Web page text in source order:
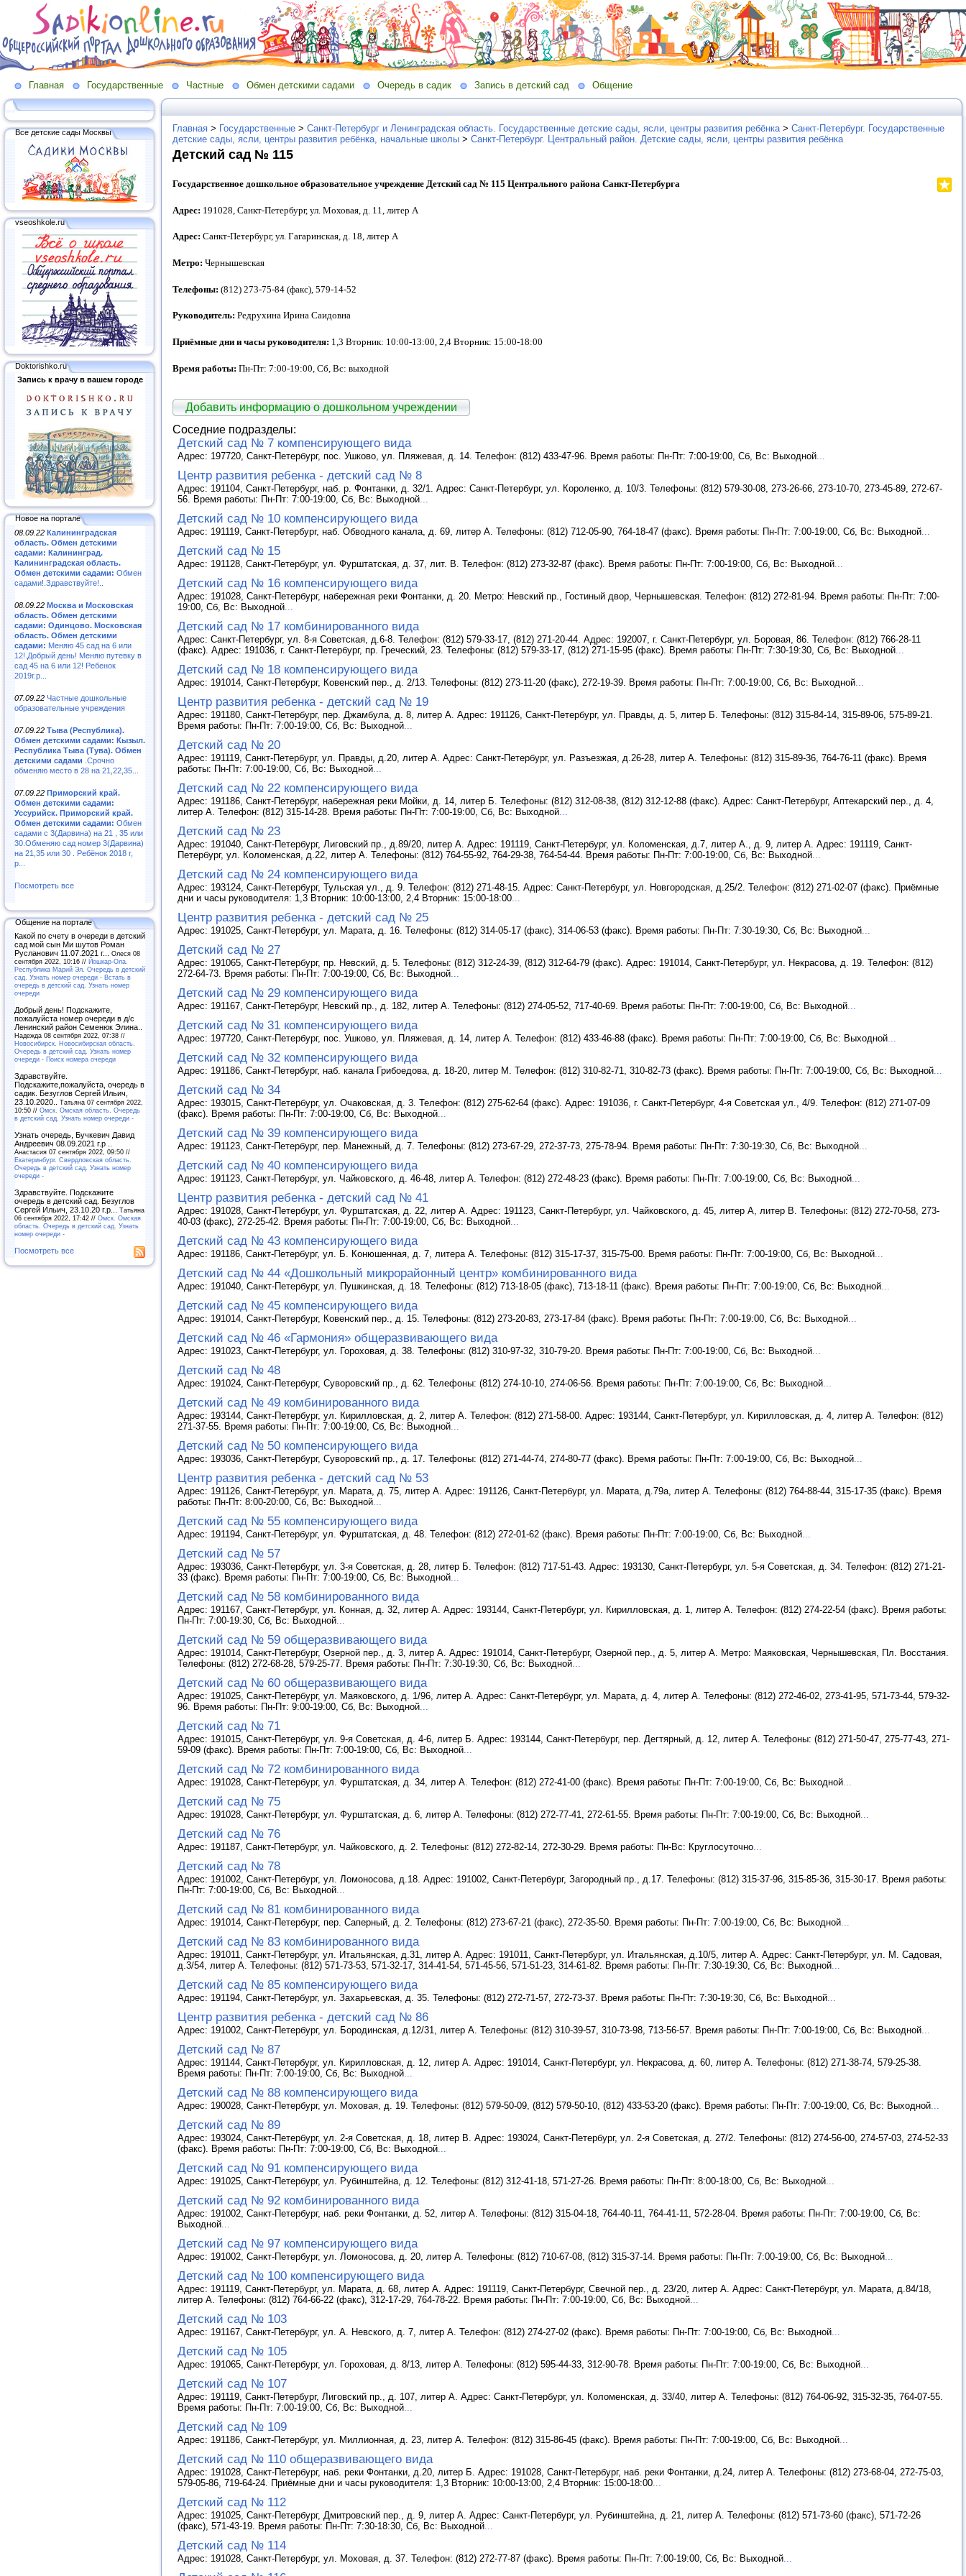
Главная Государственные Частные Обмен детскими садами Очередь в садик Запись в детский сад Общение
Все детские сады Москвы
vseoshkole.ru
Doktorishko.ru
Запись к врачу в вашем городе
Новое на портале
08.09.22 Калининградская
область. Обмен детскими
садами: Калининград.
Калининградская область.
Обмен детскими садами: Обмен
садами!.Здравствуйте!..
08.09.22 Москва и Московская
область. Обмен детскими
садами: Одинцово. Московская
область. Обмен детскими
садами: Меняю 45 сад на 6 или
12!.Добрый день! Меняю путевку в
сад 45 на 6 или 12! Ребенок
2019г.р...
07.09.22 Частные дошкольные
образовательные учреждения
07.09.22 Тыва (Республика).
Обмен детскими садами: Кызыл.
Республика Тыва (Тува). Обмен
детскими садами .Срочно
обменяю место в 28 на 21,22,35...
07.09.22 Приморский край.
Обмен детскими садами:
Уссурийск. Приморский край.
Обмен детскими садами: Обмен
садами с 3(Дарвина) на 21 , 35 или
30.Обменяю сад номер 3(Дарвина)
на 21,35 или 30 . Ребёнок 2018 г,
р...
Посмотреть все
Общение на портале
Какой по счету в очереди в детский
сад мой сын Ми шутов Роман
Русланович 11.07.2021 г... Олеся 08
сентября 2022, 10:16 // Йошкар-Ола.
Республика Марий Эл. Очередь в детский
сад. Узнать номер очереди - Встать в
очередь в детский сад. Узнать номер
очереди
Добрый день! Подскажите,
пожалуйста номер очереди в д/с
Ленинский район Семенюк Элина..
Надежда 08 сентября 2022, 07:38 //
Новосибирск. Новосибирская область.
Очередь в детский сад. Узнать номер
очереди - Поиск номера очереди
Здравствуйте.
Подскажите,пожалуйста, очередь в
садик. Безуглов Сергей Ильич,
23.10.2020.. Татьяна 07 сентября 2022,
10:50 // Омск. Омская область. Очередь
в детский сад. Узнать номер очереди -
Узнать очередь, Бучкевич Давид
Андреевич 08.09.2021 г.р ..
Анастасия 07 сентября 2022, 09:50 //
Екатеринбург. Свердловская область.
Очередь в детский сад. Узнать номер
очереди -
Здравствуйте. Подскажите
очередь в детский сад. Безуглов
Сергей Ильич, 23.10.20 г.р... Татьяна
06 сентября 2022, 17:42 // Омск. Омская
область. Очередь в детский сад. Узнать
номер очереди -
Посмотреть все
Главная > Государственные > Санкт-Петербург и Ленинградская область. Государственные детские сады, ясли, центры развития ребёнка> Санкт-Петербург. Государственные
детские сады, ясли, центры развития ребёнка, начальные школы > Санкт-Петербург. Центральный район. Детские сады, ясли, центры развития ребёнка
Детский сад № 115
Государственное дошкольное образовательное учреждение Детский сад № 115 Центрального района Санкт-Петербурга
Адрес: 191028, Санкт-Петербург, ул. Моховая, д. 11, литер А
Адрес: Санкт-Петербург, ул. Гагаринская, д. 18, литер А
Метро: Чернышевская
Телефоны: (812) 273-75-84 (факс), 579-14-52
Руководитель: Редрухина Ирина Саидовна
Приёмные дни и часы руководителя: 1,3 Вторник: 10:00-13:00, 2,4 Вторник: 15:00-18:00
Время работы: Пн-Пт: 7:00-19:00, Сб, Вс: выходной
Добавить информацию о дошкольном учреждении
Соседние подразделы:
Детский сад № 7 компенсирующего вида
Адрес: 197720, Санкт-Петербург, пос. Ушково, ул. Пляжевая, д. 14. Телефон: (812) 433-47-96. Время работы: Пн-Пт: 7:00-19:00, Сб, Вс: Выходной...
Центр развития ребенка - детский сад № 8
Адрес: 191104, Санкт-Петербург, наб. р. Фонтанки, д. 32/1. Адрес: Санкт-Петербург, ул. Короленко, д. 10/3. Телефоны: (812) 579-30-08, 273-26-66, 273-10-70, 273-45-89, 272-67-
56. Время работы: Пн-Пт: 7:00-19:00, Сб, Вс: Выходной...
Детский сад № 10 компенсирующего вида
Адрес: 191119, Санкт-Петербург, наб. Обводного канала, д. 69, литер А. Телефоны: (812) 712-05-90, 764-18-47 (факс). Время работы: Пн-Пт: 7:00-19:00, Сб, Вс: Выходной...
Детский сад № 15
Адрес: 191128, Санкт-Петербург, ул. Фурштатская, д. 37, лит. В. Телефон: (812) 273-32-87 (факс). Время работы: Пн-Пт: 7:00-19:00, Сб, Вс: Выходной...
Детский сад № 16 компенсирующего вида
Адрес: 191028, Санкт-Петербург, набережная реки Фонтанки, д. 20. Метро: Невский пр., Гостиный двор, Чернышевская. Телефон: (812) 272-81-94. Время работы: Пн-Пт: 7:00-
19:00, Сб, Вс: Выходной...
Детский сад № 17 комбинированного вида
Адрес: Санкт-Петербург, ул. 8-я Советская, д.6-8. Телефон: (812) 579-33-17, (812) 271-20-44. Адрес: 192007, г. Санкт-Петербург, ул. Боровая, 86. Телефон: (812) 766-28-11
(факс). Адрес: 191036, г. Санкт-Петербург, пр. Греческий, 23. Телефоны: (812) 579-33-17, (812) 271-15-95 (факс). Время работы: Пн-Пт: 7:30-19:30, Сб, Вс: Выходной...
Детский сад № 18 компенсирующего вида
Адрес: 191014, Санкт-Петербург, Ковенский пер., д. 2/13. Телефоны: (812) 273-11-20 (факс), 272-19-39. Время работы: Пн-Пт: 7:00-19:00, Сб, Вс: Выходной...
Центр развития ребенка - детский сад № 19
Адрес: 191180, Санкт-Петербург, пер. Джамбула, д. 8, литер А. Адрес: 191126, Санкт-Петербург, ул. Правды, д. 5, литер Б. Телефоны: (812) 315-84-14, 315-89-06, 575-89-21.
Время работы: Пн-Пт: 7:00-19:00, Сб, Вс: Выходной...
Детский сад № 20
Адрес: 191119, Санкт-Петербург, ул. Правды, д.20, литер А. Адрес: Санкт-Петербург, ул. Разъезжая, д.26-28, литер А. Телефоны: (812) 315-89-36, 764-76-11 (факс). Время
работы: Пн-Пт: 7:00-19:00, Сб, Вс: Выходной...
Детский сад № 22 компенсирующего вида
Адрес: 191186, Санкт-Петербург, набережная реки Мойки, д. 14, литер Б. Телефоны: (812) 312-08-38, (812) 312-12-88 (факс). Адрес: Санкт-Петербург, Аптекарский пер., д. 4,
литер А. Телефон: (812) 315-14-28. Время работы: Пн-Пт: 7:00-19:00, Сб, Вс: Выходной...
Детский сад № 23
Адрес: 191040, Санкт-Петербург, Лиговский пр., д.89/20, литер А. Адрес: 191119, Санкт-Петербург, ул. Коломенская, д.7, литер А., д. 9, литер А. Адрес: 191119, Санкт-
Петербург, ул. Коломенская, д.22, литер А. Телефоны: (812) 764-55-92, 764-29-38, 764-54-44. Время работы: Пн-Пт: 7:00-19:00, Сб, Вс: Выходной...
Детский сад № 24 компенсирующего вида
Адрес: 193124, Санкт-Петербург, Тульская ул., д. 9. Телефон: (812) 271-48-15. Адрес: Санкт-Петербург, ул. Новгородская, д.25/2. Телефон: (812) 271-02-07 (факс). Приёмные
дни и часы руководителя: 1,3 Вторник: 10:00-13:00, 2,4 Вторник: 15:00-18:00...
Центр развития ребенка - детский сад № 25
Адрес: 191025, Санкт-Петербург, ул. Марата, д. 16. Телефоны: (812) 314-05-17 (факс), 314-06-53 (факс). Время работы: Пн-Пт: 7:30-19:30, Сб, Вс: Выходной...
Детский сад № 27
Адрес: 191065, Санкт-Петербург, пр. Невский, д. 5. Телефоны: (812) 312-24-39, (812) 312-64-79 (факс). Адрес: 191014, Санкт-Петербург, ул. Некрасова, д. 19. Телефон: (812)
272-64-73. Время работы: Пн-Пт: 7:00-19:00, Сб, Вс: Выходной...
Детский сад № 29 компенсирующего вида
Адрес: 191167, Санкт-Петербург, Невский пр., д. 182, литер А. Телефоны: (812) 274-05-52, 717-40-69. Время работы: Пн-Пт: 7:00-19:00, Сб, Вс: Выходной...
Детский сад № 31 компенсирующего вида
Адрес: 197720, Санкт-Петербург, пос. Ушково, ул. Пляжевая, д. 14, литер А. Телефон: (812) 433-46-88 (факс). Время работы: Пн-Пт: 7:00-19:00, Сб, Вс: Выходной...
Детский сад № 32 компенсирующего вида
Адрес: 191186, Санкт-Петербург, наб. канала Грибоедова, д. 18-20, литер М. Телефон: (812) 310-82-71, 310-82-73 (факс). Время работы: Пн-Пт: 7:00-19:00, Сб, Вс: Выходной...
Детский сад № 34
Адрес: 193015, Санкт-Петербург, ул. Очаковская, д. 3. Телефон: (812) 275-62-64 (факс). Адрес: 191036, г. Санкт-Петербург, 4-я Советская ул., 4/9. Телефон: (812) 271-07-09
(факс). Время работы: Пн-Пт: 7:00-19:00, Сб, Вс: Выходной...
Детский сад № 39 компенсирующего вида
Адрес: 191123, Санкт-Петербург, пер. Манежный, д. 7. Телефоны: (812) 273-67-29, 272-37-73, 275-78-94. Время работы: Пн-Пт: 7:30-19:30, Сб, Вс: Выходной...
Детский сад № 40 компенсирующего вида
Адрес: 191123, Санкт-Петербург, ул. Чайковского, д. 46-48, литер А. Телефон: (812) 272-48-23 (факс). Время работы: Пн-Пт: 7:00-19:00, Сб, Вс: Выходной...
Центр развития ребенка - детский сад № 41
Адрес: 191028, Санкт-Петербург, ул. Фурштатская, д. 22, литер А. Адрес: 191123, Санкт-Петербург, ул. Чайковского, д. 45, литер А, литер В. Телефоны: (812) 272-70-58, 273-
40-03 (факс), 272-25-42. Время работы: Пн-Пт: 7:00-19:00, Сб, Вс: Выходной...
Детский сад № 43 компенсирующего вида
Адрес: 191186, Санкт-Петербург, ул. Б. Конюшенная, д. 7, литера А. Телефоны: (812) 315-17-37, 315-75-00. Время работы: Пн-Пт: 7:00-19:00, Сб, Вс: Выходной...
Детский сад № 44 «Дошкольный микрорайонный центр» комбинированного вида
Адрес: 191040, Санкт-Петербург, ул. Пушкинская, д. 18. Телефоны: (812) 713-18-05 (факс), 713-18-11 (факс). Время работы: Пн-Пт: 7:00-19:00, Сб, Вс: Выходной...
Детский сад № 45 компенсирующего вида
Адрес: 191014, Санкт-Петербург, Ковенский пер., д. 15. Телефоны: (812) 273-20-83, 273-17-84 (факс). Время работы: Пн-Пт: 7:00-19:00, Сб, Вс: Выходной...
Детский сад № 46 «Гармония» общеразвивающего вида
Адрес: 191023, Санкт-Петербург, ул. Гороховая, д. 38. Телефоны: (812) 310-97-32, 310-79-20. Время работы: Пн-Пт: 7:00-19:00, Сб, Вс: Выходной...
Детский сад № 48
Адрес: 191024, Санкт-Петербург, Суворовский пр., д. 62. Телефоны: (812) 274-10-10, 274-06-56. Время работы: Пн-Пт: 7:00-19:00, Сб, Вс: Выходной...
Детский сад № 49 комбинированного вида
Адрес: 193144, Санкт-Петербург, ул. Кирилловская, д. 2, литер А. Телефон: (812) 271-58-00. Адрес: 193144, Санкт-Петербург, ул. Кирилловская, д. 4, литер А. Телефон: (812)
271-37-55. Время работы: Пн-Пт: 7:00-19:00, Сб, Вс: Выходной...
Детский сад № 50 компенсирующего вида
Адрес: 193036, Санкт-Петербург, Суворовский пр., д. 17. Телефоны: (812) 271-44-74, 274-80-77 (факс). Время работы: Пн-Пт: 7:00-19:00, Сб, Вс: Выходной...
Центр развития ребенка - детский сад № 53
Адрес: 191126, Санкт-Петербург, ул. Марата, д. 75, литер А. Адрес: 191126, Санкт-Петербург, ул. Марата, д.79а, литер А. Телефоны: (812) 764-88-44, 315-17-35 (факс). Время
работы: Пн-Пт: 8:00-20:00, Сб, Вс: Выходной...
Детский сад № 55 компенсирующего вида
Адрес: 191194, Санкт-Петербург, ул. Фурштатская, д. 48. Телефон: (812) 272-01-62 (факс). Время работы: Пн-Пт: 7:00-19:00, Сб, Вс: Выходной...
Детский сад № 57
Адрес: 193036, Санкт-Петербург, ул. 3-я Советская, д. 28, литер Б. Телефон: (812) 717-51-43. Адрес: 193130, Санкт-Петербург, ул. 5-я Советская, д. 34. Телефон: (812) 271-21-
33 (факс). Время работы: Пн-Пт: 7:00-19:00, Сб, Вс: Выходной...
Детский сад № 58 комбинированного вида
Адрес: 191167, Санкт-Петербург, ул. Конная, д. 32, литер А. Адрес: 193144, Санкт-Петербург, ул. Кирилловская, д. 1, литер А. Телефон: (812) 274-22-54 (факс). Время работы:
Пн-Пт: 7:00-19:30, Сб, Вс: Выходной...
Детский сад № 59 общеразвивающего вида
Адрес: 191014, Санкт-Петербург, Озерной пер., д. 3, литер А. Адрес: 191014, Санкт-Петербург, Озерной пер., д. 5, литер А. Метро: Маяковская, Чернышевская, Пл. Восстания.
Телефоны: (812) 272-68-28, 579-25-77. Время работы: Пн-Пт: 7:30-19:30, Сб, Вс: Выходной...
Детский сад № 60 общеразвивающего вида
Адрес: 191025, Санкт-Петербург, ул. Маяковского, д. 1/96, литер А. Адрес: Санкт-Петербург, ул. Марата, д. 4, литер А. Телефоны: (812) 272-46-02, 273-41-95, 571-73-44, 579-32-
96. Время работы: Пн-Пт: 9:00-19:00, Сб, Вс: Выходной...
Детский сад № 71
Адрес: 191015, Санкт-Петербург, ул. 9-я Советская, д. 4-6, литер Б. Адрес: 193144, Санкт-Петербург, пер. Дегтярный, д. 12, литер А. Телефоны: (812) 271-50-47, 275-77-43, 271-
59-09 (факс). Время работы: Пн-Пт: 7:00-19:00, Сб, Вс: Выходной...
Детский сад № 72 комбинированного вида
Адрес: 191028, Санкт-Петербург, ул. Фурштатская, д. 34, литер А. Телефон: (812) 272-41-00 (факс). Время работы: Пн-Пт: 7:00-19:00, Сб, Вс: Выходной...
Детский сад № 75
Адрес: 191028, Санкт-Петербург, ул. Фурштатская, д. 6, литер А. Телефоны: (812) 272-77-41, 272-61-55. Время работы: Пн-Пт: 7:00-19:00, Сб, Вс: Выходной...
Детский сад № 76
Адрес: 191187, Санкт-Петербург, ул. Чайковского, д. 2. Телефоны: (812) 272-82-14, 272-30-29. Время работы: Пн-Вс: Круглосуточно...
Детский сад № 78
Адрес: 191002, Санкт-Петербург, ул. Ломоносова, д.18. Адрес: 191002, Санкт-Петербург, Загородный пр., д.17. Телефоны: (812) 315-37-96, 315-85-36, 315-30-17. Время работы:
Пн-Пт: 7:00-19:00, Сб, Вс: Выходной...
Детский сад № 81 комбинированного вида
Адрес: 191014, Санкт-Петербург, пер. Саперный, д. 2. Телефоны: (812) 273-67-21 (факс), 272-35-50. Время работы: Пн-Пт: 7:00-19:00, Сб, Вс: Выходной...
Детский сад № 83 комбинированного вида
Адрес: 191011, Санкт-Петербург, ул. Итальянская, д.31, литер А. Адрес: 191011, Санкт-Петербург, ул. Итальянская, д.10/5, литер А. Адрес: Санкт-Петербург, ул. М. Садовая,
д.3/54, литер А. Телефоны: (812) 571-73-53, 571-32-17, 314-41-54, 571-45-56, 571-51-23, 314-61-82. Время работы: Пн-Пт: 7:30-19:30, Сб, Вс: Выходной...
Детский сад № 85 компенсирующего вида
Адрес: 191194, Санкт-Петербург, ул. Захарьевская, д. 35. Телефоны: (812) 272-71-57, 272-73-37. Время работы: Пн-Пт: 7:30-19:30, Сб, Вс: Выходной...
Центр развития ребенка - детский сад № 86
Адрес: 191002, Санкт-Петербург, ул. Бородинская, д.12/31, литер А. Телефоны: (812) 310-39-57, 310-73-98, 713-56-57. Время работы: Пн-Пт: 7:00-19:00, Сб, Вс: Выходной...
Детский сад № 87
Адрес: 191144, Санкт-Петербург, ул. Кирилловская, д. 12, литер А. Адрес: 191014, Санкт-Петербург, ул. Некрасова, д. 60, литер А. Телефоны: (812) 271-38-74, 579-25-38.
Время работы: Пн-Пт: 7:00-19:00, Сб, Вс: Выходной...
Детский сад № 88 компенсирующего вида
Адрес: 190028, Санкт-Петербург, ул. Моховая, д. 19. Телефоны: (812) 579-50-09, (812) 579-50-10, (812) 433-53-20 (факс). Время работы: Пн-Пт: 7:00-19:00, Сб, Вс: Выходной...
Детский сад № 89
Адрес: 193024, Санкт-Петербург, ул. 2-я Советская, д. 18, литер В. Адрес: 193024, Санкт-Петербург, ул. 2-я Советская, д. 27/2. Телефоны: (812) 274-56-00, 274-57-03, 274-52-33
(факс). Время работы: Пн-Пт: 7:00-19:00, Сб, Вс: Выходной...
Детский сад № 91 компенсирующего вида
Адрес: 191025, Санкт-Петербург, ул. Рубинштейна, д. 12. Телефоны: (812) 312-41-18, 571-27-26. Время работы: Пн-Пт: 8:00-18:00, Сб, Вс: Выходной...
Детский сад № 92 комбинированного вида
Адрес: 191002, Санкт-Петербург, наб. реки Фонтанки, д. 52, литер А. Телефоны: (812) 315-04-18, 764-40-11, 764-41-11, 572-28-04. Время работы: Пн-Пт: 7:00-19:00, Сб, Вс:
Выходной...
Детский сад № 97 компенсирующего вида
Адрес: 191002, Санкт-Петербург, ул. Ломоносова, д. 20, литер А. Телефоны: (812) 710-67-08, (812) 315-37-14. Время работы: Пн-Пт: 7:00-19:00, Сб, Вс: Выходной...
Детский сад № 100 компенсирующего вида
Адрес: 191119, Санкт-Петербург, ул. Марата, д. 68, литер А. Адрес: 191119, Санкт-Петербург, Свечной пер., д. 23/20, литер А. Адрес: Санкт-Петербург, ул. Марата, д.84/18,
литер А. Телефоны: (812) 764-66-22 (факс), 312-17-29, 764-78-22. Время работы: Пн-Пт: 7:00-19:00, Сб, Вс: Выходной...
Детский сад № 103
Адрес: 191167, Санкт-Петербург, ул. А. Невского, д. 7, литер А. Телефон: (812) 274-27-02 (факс). Время работы: Пн-Пт: 7:00-19:00, Сб, Вс: Выходной...
Детский сад № 105
Адрес: 191065, Санкт-Петербург, ул. Гороховая, д. 8/13, литер А. Телефоны: (812) 595-44-33, 312-90-78. Время работы: Пн-Пт: 7:00-19:00, Сб, Вс: Выходной...
Детский сад № 107
Адрес: 191119, Санкт-Петербург, Лиговский пр., д. 107, литер А. Адрес: Санкт-Петербург, ул. Коломенская, д. 33/40, литер А. Телефоны: (812) 764-06-92, 315-32-35, 764-07-55.
Время работы: Пн-Пт: 7:00-19:00, Сб, Вс: Выходной...
Детский сад № 109
Адрес: 191186, Санкт-Петербург, ул. Миллионная, д. 23, литер А. Телефон: (812) 315-86-45 (факс). Время работы: Пн-Пт: 7:00-19:00, Сб, Вс: Выходной...
Детский сад № 110 общеразвивающего вида
Адрес: 191028, Санкт-Петербург, наб. реки Фонтанки, д.20, литер Б. Адрес: 191028, Санкт-Петербург, наб. реки Фонтанки, д.24, литер А. Телефоны: (812) 273-68-04, 272-75-03,
579-05-86, 719-64-24. Приёмные дни и часы руководителя: 1,3 Вторник: 10:00-13:00, 2,4 Вторник: 15:00-18:00...
Детский сад № 112
Адрес: 191025, Санкт-Петербург, Дмитровский пер., д. 9, литер А. Адрес: Санкт-Петербург, ул. Рубинштейна, д. 21, литер А. Телефоны: (812) 571-73-60 (факс), 571-72-26
(факс), 571-43-19. Время работы: Пн-Пт: 7:30-18:30, Сб, Вс: Выходной...
Детский сад № 114
Адрес: 191028, Санкт-Петербург, ул. Моховая, д. 37. Телефон: (812) 272-77-87 (факс). Время работы: Пн-Пт: 7:00-19:00, Сб, Вс: Выходной...